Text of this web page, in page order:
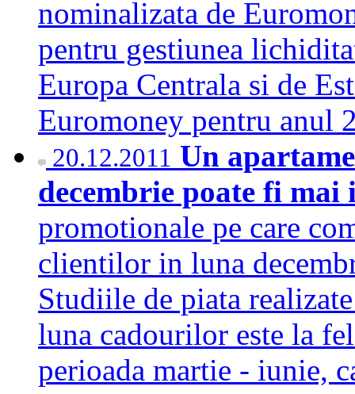
nominalizata de
pentru gestiunea
Europa Centrala si de
Euromoney pentru
20.12.2011 Un
decembrie poate fi
promotionale pe care
clientilor in luna
Studiile de piata
luna cadourilor este la
perioada martie - iunie,